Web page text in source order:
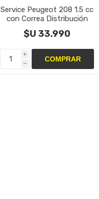
Service Peugeot 208 1.5 cc
con Correa Distribución
$U 33.990
i
h